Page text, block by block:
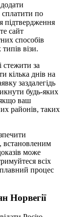
сплатити по
підтвердження
сайт
способів
візи.
стежити за
кілька днів на
заздалегідь
будь-яких
ваш
районів, таких
встановленим
може
всіх
процес
Норвегії